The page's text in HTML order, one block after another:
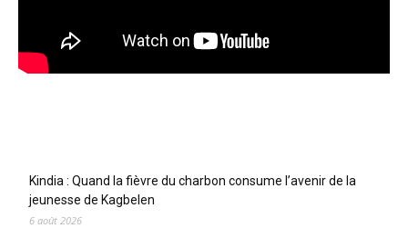
Kindia : Quand la fièvre du charbon consume l’avenir de la
jeunesse de Kagbelen
6 août 2026